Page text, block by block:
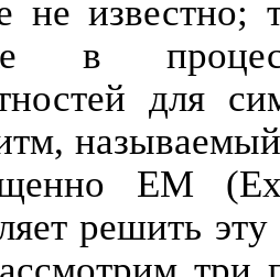
не известно;
в
для
ЕМ
решить